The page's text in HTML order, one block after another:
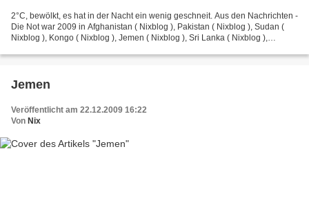
2°C, bewölkt, es hat in der Nacht ein wenig geschneit. Aus den Nachrichten -
Die Not war 2009 in Afghanistan ( Nixblog ), Pakistan ( Nixblog ), Sudan (
Nixblog ), Kongo ( Nixblog ), Jemen ( Nixblog ), Sri Lanka ( Nixblog ),
Jemen
Veröffentlicht am 22.12.2009 16:22
Von Nix